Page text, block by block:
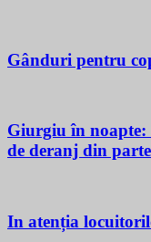
Gânduri pentru
Giurgiu în noapte:
de deranj din
In atenția